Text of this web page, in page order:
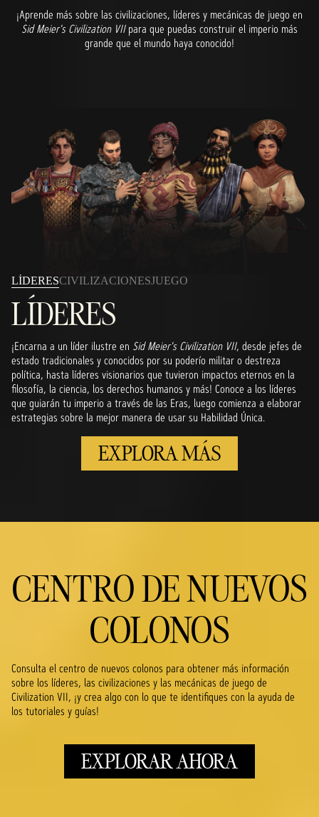
¡Aprende más sobre las civilizaciones, líderes y mecánicas de juego en
Sid Meier's Civilization VIIpara que puedas construir el imperio más
grande que el mundo haya conocido!
LÍDERESCIVILIZACIONESJUEGO
LÍDERES
¡Encarna a un líder ilustre en Sid Meier's Civilization VII, desde jefes de
estado tradicionales y conocidos por su poderío militar o destreza
política, hasta líderes visionarios que tuvieron impactos eternos en la
filosofía, la ciencia, los derechos humanos y más! Conoce a los líderes
que guiarán tu imperio a través de las Eras, luego comienza a elaborar
estrategias sobre la mejor manera de usar su Habilidad Única.
EXPLORA MÁS
CENTRO DE NUEVOS
COLONOS
Consulta el centro de nuevos colonos para obtener más información
sobre los líderes, las civilizaciones y las mecánicas de juego de
Civilization VII, ¡y crea algo con lo que te identifiques con la ayuda de
los tutoriales y guías!
EXPLORAR AHORA